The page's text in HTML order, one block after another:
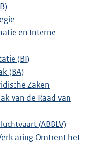
en Interne
(BI)
(BA)
Zaken
van de Raad van
(ABBLV)
Omtrent het